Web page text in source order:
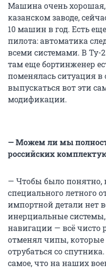
Машина очень хорошая,
казанском заводе,
10 машин в год. Есть
пилота: автоматика
всеми системами. В Ту-
там еще бортинженер
поменялась ситуация в
выпускаться вот эти
модификации.
— Можем ли мы
российских
— Чтобы было понятно,
специального летного
импортной детали нет
инерциальные
навигации — всё чисто
отменял чипы, которые
отрубаться со
самое, что на наших